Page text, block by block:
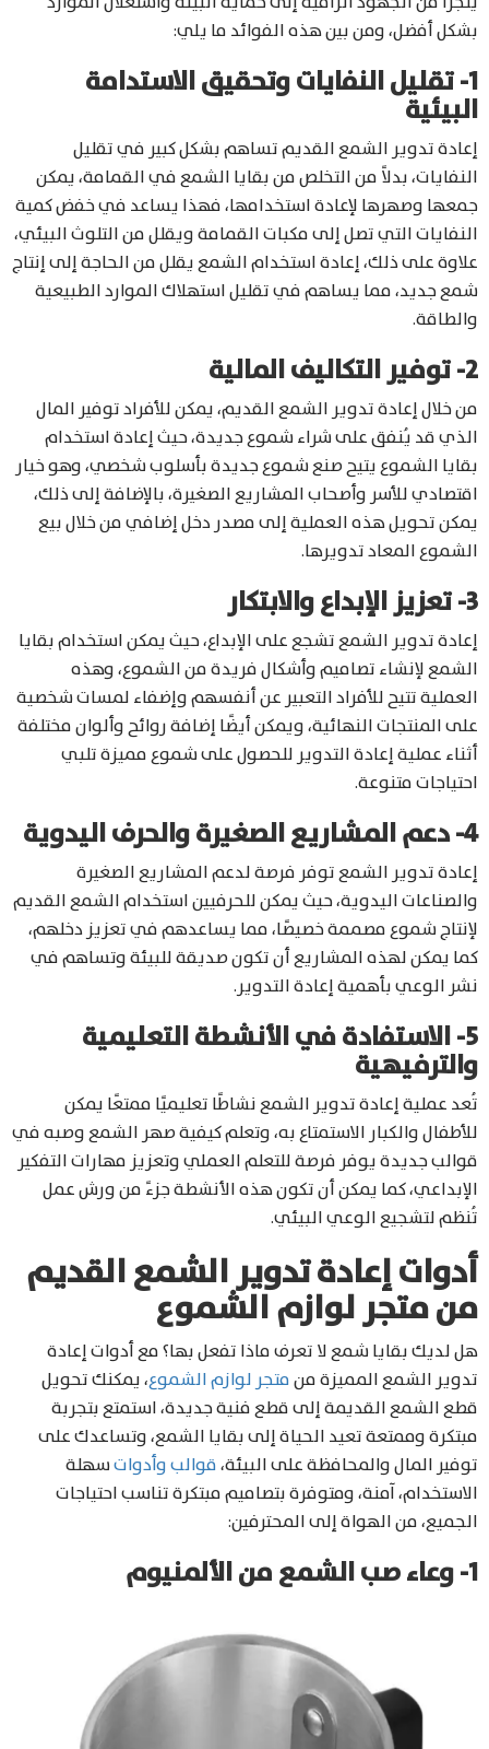
بشكل أفضل، ومن بين هذه الفوائد ما يلي:
1- تقليل النفايات وتحقيق الاستدامة
البيئية
إعادة تدوير الشمع القديم تساهم بشكل كبير في تقليل
النفايات، بدلاً من التخلص من بقايا الشمع في القمامة، يمكن
جمعها وصهرها لإعادة استخدامها، فهذا يساعد في خفض كمية
النفايات التي تصل إلى مكبات القمامة ويقلل من التلوث البيئي،
علاوة على ذلك، إعادة استخدام الشمع يقلل من الحاجة إلى إنتاج
شمع جديد، مما يساهم في تقليل استهلاك الموارد الطبيعية
والطاقة.
2- توفير التكاليف المالية
من خلال إعادة تدوير الشمع القديم، يمكن للأفراد توفير المال
الذي قد يُنفق على شراء شموع جديدة، حيث إعادة استخدام
بقايا الشموع يتيح صنع شموع جديدة بأسلوب شخصي، وهو خيار
اقتصادي للأسر وأصحاب المشاريع الصغيرة، بالإضافة إلى ذلك،
يمكن تحويل هذه العملية إلى مصدر دخل إضافي من خلال بيع
الشموع المعاد تدويرها.
3- تعزيز الإبداع والابتكار
إعادة تدوير الشمع تشجع على الإبداع، حيث يمكن استخدام بقايا
الشمع لإنشاء تصاميم وأشكال فريدة من الشموع، وهذه
العملية تتيح للأفراد التعبير عن أنفسهم وإضفاء لمسات شخصية
على المنتجات النهائية، ويمكن أيضًا إضافة روائح وألوان مختلفة
أثناء عملية إعادة التدوير للحصول على شموع مميزة تلبي
احتياجات متنوعة.
4- دعم المشاريع الصغيرة والحرف اليدوية
إعادة تدوير الشمع توفر فرصة لدعم المشاريع الصغيرة
والصناعات اليدوية، حيث يمكن للحرفيين استخدام الشمع القديم
لإنتاج شموع مصممة خصيصًا، مما يساعدهم في تعزيز دخلهم،
كما يمكن لهذه المشاريع أن تكون صديقة للبيئة وتساهم في
نشر الوعي بأهمية إعادة التدوير.
5- الاستفادة في الأنشطة التعليمية
والترفيهية
تُعد عملية إعادة تدوير الشمع نشاطًا تعليميًا ممتعًا يمكن
للأطفال والكبار الاستمتاع به، وتعلم كيفية صهر الشمع وصبه في
قوالب جديدة يوفر فرصة للتعلم العملي وتعزيز مهارات التفكير
الإبداعي، كما يمكن أن تكون هذه الأنشطة جزءً من ورش عمل
تُنظم لتشجيع الوعي البيئي.
أدوات إعادة تدوير الشمع القديم
من متجر لوازم الشموع
هل لديك بقايا شمع لا تعرف ماذا تفعل بها؟ مع أدوات إعادة
تدوير الشمع المميزة منمتجر لوازم الشموع، يمكنك تحويل
قطع الشمع القديمة إلى قطع فنية جديدة، استمتع بتجربة
مبتكرة وممتعة تعيد الحياة إلى بقايا الشمع، وتساعدك على
توفير المال والمحافظة على البيئة،قوالب وأدواتسهلة
الاستخدام، آمنة، ومتوفرة بتصاميم مبتكرة تناسب احتياجات
الجميع، من الهواة إلى المحترفين:
1- وعاء صب الشمع من الألمنيوم